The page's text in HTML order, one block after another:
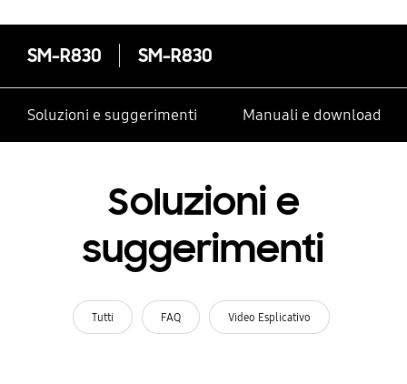
SM-R830 SM-R830
Soluzioni e suggerimenti Manuali e download
Soluzioni e
suggerimenti
Tutti FAQ Video Esplicativo